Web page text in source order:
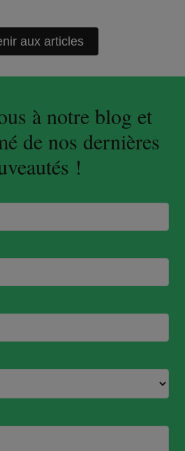
aux articles
à notre blog et
de nos dernières
!